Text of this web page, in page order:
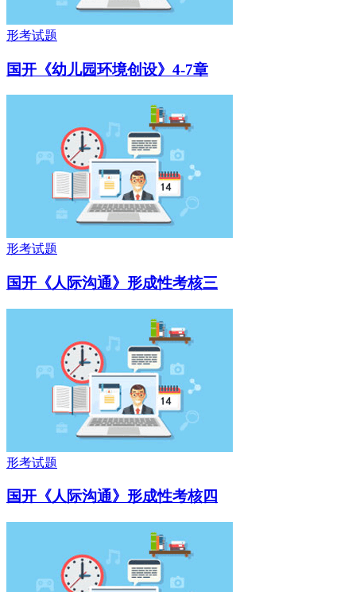
形考试题
国开《幼儿园环境创设》4-7章
形考试题
国开《人际沟通》形成性考核三
形考试题
国开《人际沟通》形成性考核四